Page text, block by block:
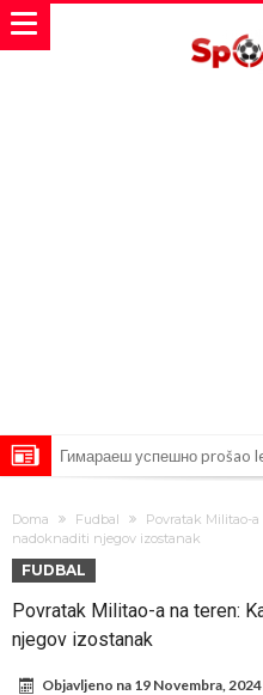
Гимараеш успешно prošao
rekord
Barselona čeka ponude za
Vinicijus obrisao sve objave
ponudu
Osimen želi u Atletiko: Šta
Doma Fudbal
Povratak Militao-
nadoknaditi njegov izostanak
FUDBAL
Povratak Militao-a na teren:
njegov izostanak
Objavljeno na 19 Novembra, 2024